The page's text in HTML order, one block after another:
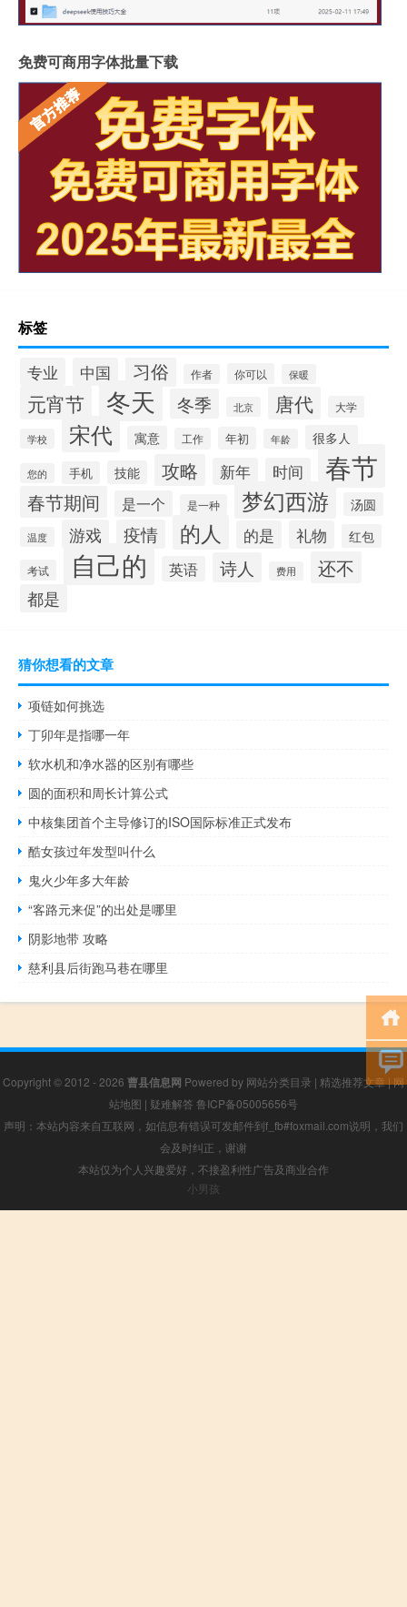
免费可商用字体批量下载
标签
专业 中国 习俗 作者 你可以 保暖
元宵节 冬天 冬季 北京 唐代 大学
学校 宋代 寓意 工作 年初 年龄 很多人
您的 手机 技能 攻略 新年 时间 春节
春节期间 是一个 是一种 梦幻西游 汤圆
温度 游戏 疫情 的人 的是 礼物 红包
考试 自己的 英语 诗人 费用 还不
都是
猜你想看的文章
项链如何挑选
丁卯年是指哪一年
软水机和净水器的区别有哪些
圆的面积和周长计算公式
中核集团首个主导修订的ISO国际标准正式发布
酷女孩过年发型叫什么
鬼火少年多大年龄
“客路元来促”的出处是哪里
阴影地带 攻略
慈利县后街跑马巷在哪里
Copyright © 2012 - 2026 曹县信息网 Powered by 网站分类目录 | 精选推荐文章|网
站地图 | 疑难解答 鲁ICP备05005656号
声明：本站内容来自互联网，如信息有错误可发邮件到f_fb#foxmail.com说明，我们
会及时纠正，谢谢
本站仅为个人兴趣爱好，不接盈利性广告及商业合作
小男孩